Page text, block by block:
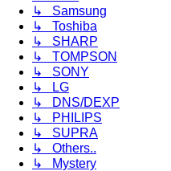
↳ Samsung
↳ Toshiba
↳ SHARP
↳ TOMPSON
↳ SONY
↳ LG
↳ DNS/DEXP
↳ PHILIPS
↳ SUPRA
↳ Others..
↳ Mystery